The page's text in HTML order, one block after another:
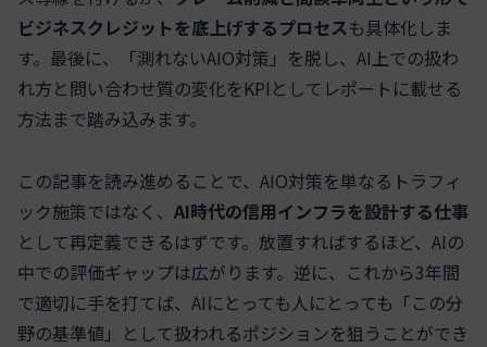
ビジネスクレジットを底上げするプロセスも具体化しま
す。最後に、「測れないAIO対策」を脱し、AI上での扱わ
れ方と問い合わせ質の変化をKPIとしてレポートに載せる
方法まで踏み込みます。
この記事を読み進めることで、AIO対策を単なるトラフィ
ック施策ではなく、 AI時代の信用インフラを設計する仕事
として再定義できるはずです。放置すればするほど、AIの
中での評価ギャップは広がります。逆に、これから3年間
で適切に手を打てば、AIにとっても人にとっても「この分
野の基準値」として扱われるポジションを狙うことができ